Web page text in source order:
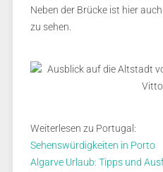
Neben der Brücke ist hier
zu sehen.
Weiterlesen zu Portugal:
Sehenswürdigkeiten in Porto
Algarve Urlaub: Tipps und